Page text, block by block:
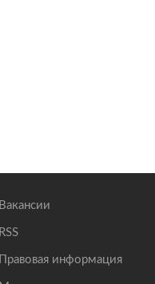
Вакансии
RSS
Правовая информация